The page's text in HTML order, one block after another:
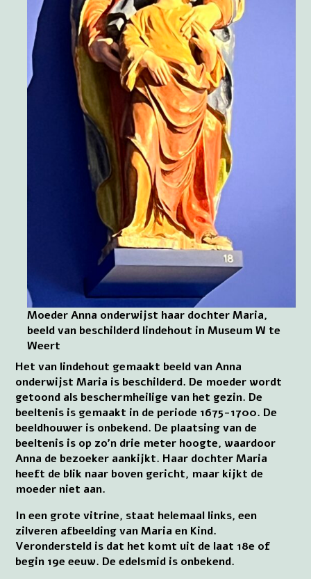
Moeder Anna onderwijst haar dochter Maria,
beeld van beschilderd lindehout in Museum W te
Weert
Het van lindehout gemaakt beeld van Anna
onderwijst Maria is beschilderd. De moeder wordt
getoond als beschermheilige van het gezin. De
beeltenis is gemaakt in de periode 1675-1700. De
beeldhouwer is onbekend. De plaatsing van de
beeltenis is op zo’n drie meter hoogte, waardoor
Anna de bezoeker aankijkt. Haar dochter Maria
heeft de blik naar boven gericht, maar kijkt de
moeder niet aan.
In een grote vitrine, staat helemaal links, een
zilveren afbeelding van Maria en Kind.
Verondersteld is dat het komt uit de laat 18e of
begin 19e eeuw. De edelsmid is onbekend.